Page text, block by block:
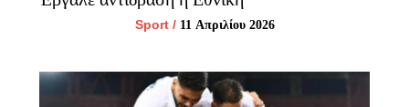
Sport/ 11 Απριλίου 2026